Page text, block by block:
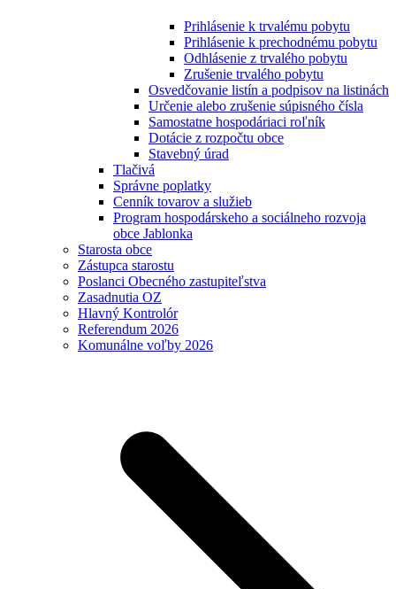
Prihlásenie k trvalému pobytu
Prihlásenie k prechodnému pobytu
Odhlásenie z trvalého pobytu
Zrušenie trvalého pobytu
Osvedčovanie listín a podpisov na listinách
Určenie alebo zrušenie súpisného čísla
Samostatne hospodáriaci roľník
Dotácie z rozpočtu obce
Stavebný úrad
Tlačivá
Správne poplatky
Cenník tovarov a služieb
Program hospodárskeho a sociálneho rozvoja
obce Jablonka
Starosta obce
Zástupca starostu
Poslanci Obecného zastupiteľstva
Zasadnutia OZ
Hlavný Kontrolór
Referendum 2026
Komunálne voľby 2026